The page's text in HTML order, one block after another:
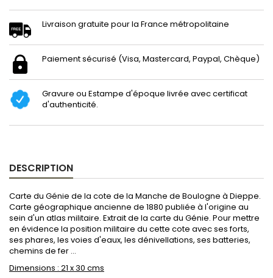
Livraison gratuite pour la France métropolitaine
Paiement sécurisé (Visa, Mastercard, Paypal, Chèque)
Gravure ou Estampe d'époque livrée avec certificat
d'authenticité.
DESCRIPTION
Carte du Génie de la cote de la Manche de Boulogne à Dieppe.
Carte géographique ancienne de 1880 publiée à l'origine au
sein d'un atlas militaire. Extrait de la carte du Génie. Pour mettre
en évidence la position militaire du cette cote avec ses forts,
ses phares, les voies d'eaux, les dénivellations, ses batteries,
chemins de fer ...
Dimensions : 21 x 30 cms